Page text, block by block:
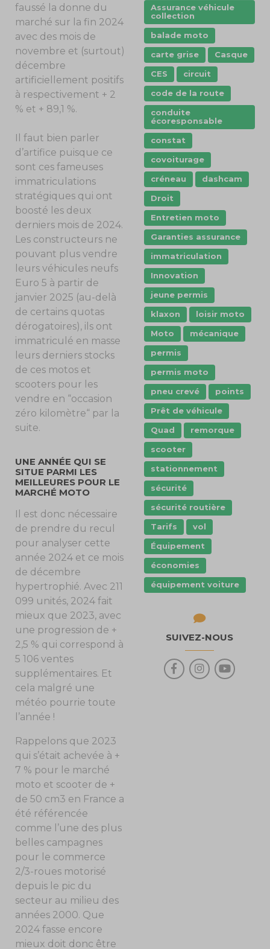
faussé la donne du
marché sur la fin 2024
avec des mois de
novembre et (surtout)
décembre
artificiellement positifs
à respectivement + 2
% et + 89,1 %.
Il faut bien parler
d’artifice puisque ce
sont ces fameuses
immatriculations
stratégiques qui ont
boosté les deux
derniers mois de 2024.
Les constructeurs ne
pouvant plus vendre
leurs véhicules neufs
Euro 5 à partir de
janvier 2025 (au-delà
de certains quotas
dérogatoires), ils ont
immatriculé en masse
leurs derniers stocks
de ces motos et
scooters pour les
vendre en “occasion
zéro kilomètre“ par la
suite.
UNE ANNÉE QUI SE
SITUE PARMI LES
MEILLEURES POUR LE
MARCHÉ MOTO
Il est donc nécessaire
de prendre du recul
pour analyser cette
année 2024 et ce mois
de décembre
hypertrophié. Avec 211
099 unités, 2024 fait
mieux que 2023, avec
une progression de +
2,5 % qui correspond à
5 106 ventes
supplémentaires. Et
cela malgré une
météo pourrie toute
l’année !
Rappelons que 2023
qui s’était achevée à +
7 % pour le marché
moto et scooter de +
de 50 cm3 en France a
été référencée
comme l’une des plus
belles campagnes
pour le commerce
2/3-roues motorisé
depuis le pic du
secteur au milieu des
années 2000. Que
2024 fasse encore
mieux doit donc être
Assurance véhicule
collection
balade moto
carte grise
Casque
CES
circuit
code de la route
conduite
écoresponsable
constat
covoiturage
créneau
dashcam
Droit
Entretien moto
Garanties assurance
immatriculation
Innovation
jeune permis
klaxon
loisir moto
Moto
mécanique
permis
permis moto
pneu crevé
points
Prêt de véhicule
Quad
remorque
scooter
stationnement
sécurité
sécurité routière
Tarifs
vol
Équipement
économies
équipement voiture
SUIVEZ-NOUS